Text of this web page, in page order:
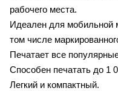
рабочего места.
Идеален для мобильной
том числе
Печатает все
Способен печатать до 1
Легкий и компактный.